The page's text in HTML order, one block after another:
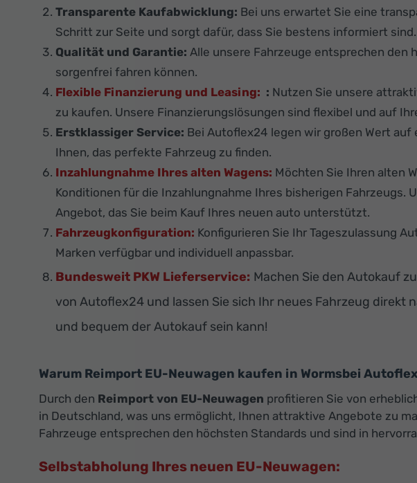
Transparente Kaufabwicklung: Bei uns erwartet Sie eine
Schritt zur Seite und sorgt dafür, dass Sie bestens informiert sind.
Qualität und Garantie: Alle unsere Fahrzeuge entsprechen den
sorgenfrei fahren können.
Flexible Finanzierung und Leasing: : Nutzen Sie unsere
zu kaufen. Unsere Finanzierungslösungen sind flexibel und auf
Erstklassiger Service: Bei Autoflex24 legen wir großen Wert
Ihnen, das perfekte Fahrzeug zu finden.
Inzahlungnahme Ihres alten Wagens: Möchten Sie Ihren alten
Konditionen für die Inzahlungnahme Ihres bisherigen
Angebot, das Sie beim Kauf Ihres neuen auto unterstützt.
Fahrzeugkonfiguration: Konfigurieren Sie Ihr Tageszulassung
Marken verfügbar und individuell anpassbar.
Bundesweit PKW Lieferservice: Machen Sie den Autokauf
von Autoflex24 und lassen Sie sich Ihr neues Fahrzeug direkt
und bequem der Autokauf sein kann!
Warum Reimport EU-Neuwagen kaufen in Wormsbei
Durch den Reimport von EU-Neuwagen profitieren Sie von
in Deutschland, was uns ermöglicht, Ihnen attraktive Angebote zu
Fahrzeuge entsprechen den höchsten Standards und sind in
Selbstabholung Ihres neuen EU-Neuwagen: